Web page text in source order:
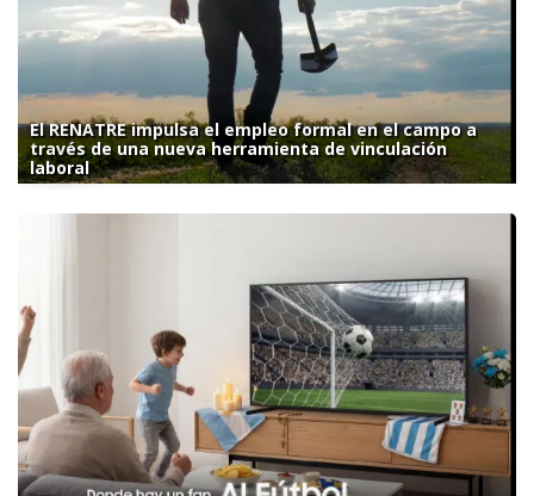
El RENATRE impulsa el empleo formal en el campo a
través de una nueva herramienta de vinculación
laboral